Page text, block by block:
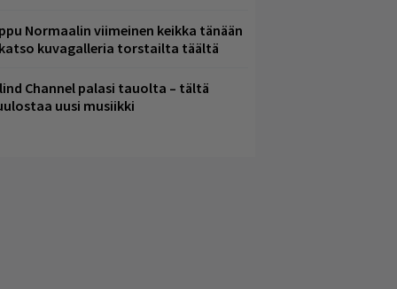
Normaalin viimeinen keikka tänään
kuvagalleria torstailta täältä
Channel palasi tauolta – tältä
uusi musiikki